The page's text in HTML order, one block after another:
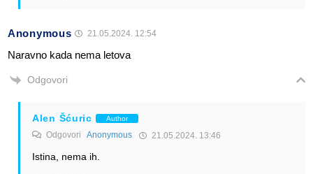
Anonymous 21.05.2024. 12:54
Naravno kada nema letova
Odgovori
Alen Šćuric Author
Odgovori Anonymous 21.05.2024. 13:46
Istina, nema ih.